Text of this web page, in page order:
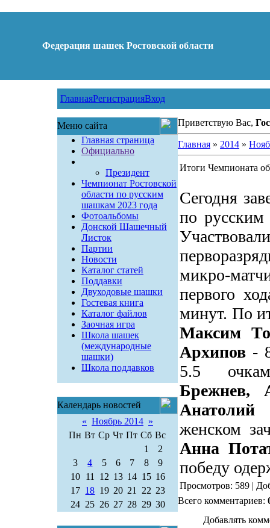
Федерация шашек Ростовской области
ГлавнаяРегистрацияВход
Меню сайта
Главная страница
Официально
Президент
Чемпионат Ростовской
области по русским
шашкам 2023 года
Фотоальбомы
Донской Шашечный
Листок
Партии
Новости
Каталог статей
Поддавки
Двуходовые шашки
Гостевая книга
Каталог файлов
Заочная игра
Школа шашек
(международные
шашки)
Школа поддавков
Календарь новостей
« Ноябрь 2014 »
Пн Вт Ср Чт Пт Сб Вс
1
2
3
4 5 6 7 8
9
10 11 12 13 14 15 16
17 18 19 20 21 22 23
24 25 26 27 28 29 30
Приветствую Вас,
Главная» 2014 »
Итоги Чемпионата
Сегодня
по
микро-
первого
минут. По
Максим
Архипов-
5.5
Брежнев,
женском
Анна
победу
Просмотров: 589 |
Всего комментариев:
Добавлять